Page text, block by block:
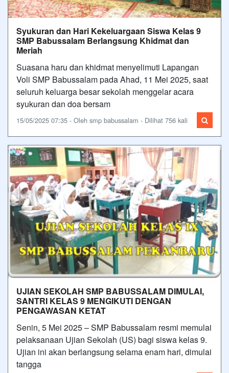
Syukuran dan Hari Kekeluargaan Siswa Kelas 9
SMP Babussalam Berlangsung Khidmat dan
Meriah
Suasana haru dan khidmat menyelimuti Lapangan
Voli SMP Babussalam pada Ahad, 11 Mei 2025, saat
seluruh keluarga besar sekolah menggelar acara
syukuran dan doa bersam
15/05/2025 07:35 - Oleh smp babussalam - Dilihat 756 kali
UJIAN SEKOLAH SMP BABUSSALAM DIMULAI,
SANTRI KELAS 9 MENGIKUTI DENGAN
PENGAWASAN KETAT
Senin, 5 Mei 2025 – SMP Babussalam resmi memulai
pelaksanaan Ujian Sekolah (US) bagi siswa kelas 9.
Ujian ini akan berlangsung selama enam hari, dimulai
tangga